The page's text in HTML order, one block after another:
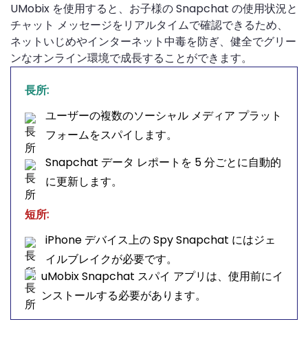
UMobix を使用すると、お子様の Snapchat の使用状況と
チャット メッセージをリアルタイムで確認できるため、
ネットいじめやインターネット中毒を防ぎ、健全でグリー
ンなオンライン環境で成長することができます。
長所:
ユーザーの複数のソーシャル メディア プラット
フォームをスパイします。
Snapchat データ レポートを 5 分ごとに自動的
に更新します。
短所:
iPhone デバイス上の Spy Snapchat にはジェ
イルブレイクが必要です。
uMobix Snapchat スパイ アプリは、使用前にイ
ンストールする必要があります。